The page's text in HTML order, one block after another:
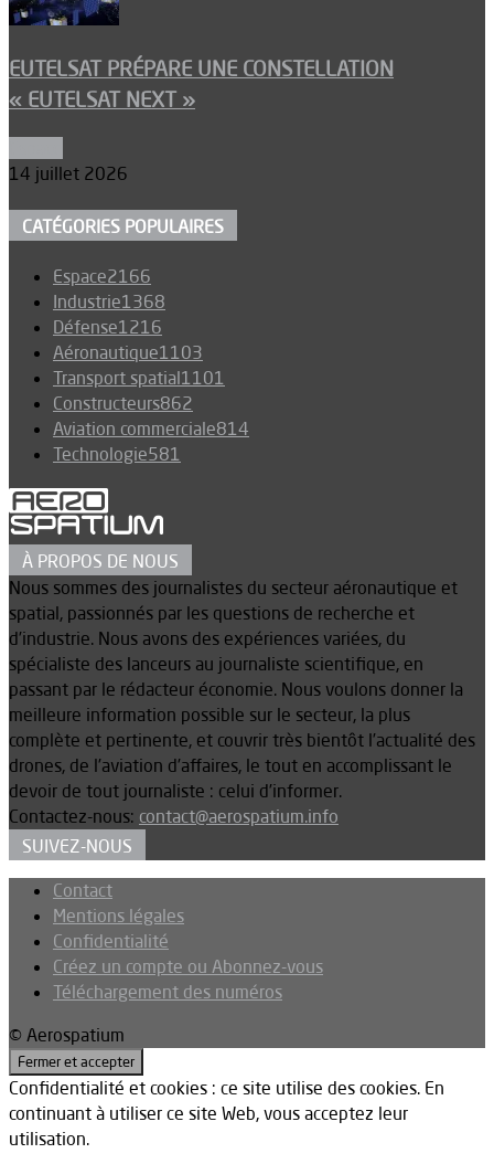
EUTELSAT PRÉPARE UNE CONSTELLATION
« EUTELSAT NEXT »
14 juillet 2026
CATÉGORIES POPULAIRES
Espace2166
Industrie1368
Défense1216
Aéronautique1103
Transport spatial1101
Constructeurs862
Aviation commerciale814
Technologie581
À PROPOS DE NOUS
Nous sommes des journalistes du secteur aéronautique et
spatial, passionnés par les questions de recherche et
d’industrie. Nous avons des expériences variées, du
spécialiste des lanceurs au journaliste scientifique, en
passant par le rédacteur économie. Nous voulons donner la
meilleure information possible sur le secteur, la plus
complète et pertinente, et couvrir très bientôt l’actualité des
drones, de l’aviation d’affaires, le tout en accomplissant le
devoir de tout journaliste : celui d’informer.
Contactez-nous: contact@aerospatium.info
SUIVEZ-NOUS
Contact
Mentions légales
Confidentialité
Créez un compte ou Abonnez-vous
Téléchargement des numéros
© Aerospatium
Confidentialité et cookies : ce site utilise des cookies. En
continuant à utiliser ce site Web, vous acceptez leur
utilisation.